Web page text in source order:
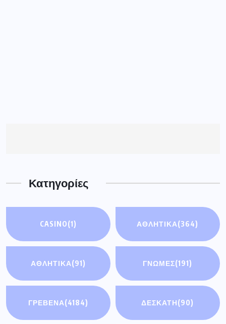
Κατηγορίες
CASINO(1) ΑΘΛΗΤΙΚΑ(364)
ΑΘΛΗΤΙΚΆ(91) ΓΝΩΜΕΣ(191)
ΓΡΕΒΕΝΑ(4184) ΔΕΣΚΑΤΗ(90)